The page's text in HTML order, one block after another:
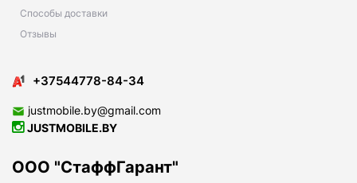
Способы доставки
Отзывы
+37544778-84-34
justmobile.by@gmail.com
JUSTMOBILE.BY
ООО "СтаффГарант"